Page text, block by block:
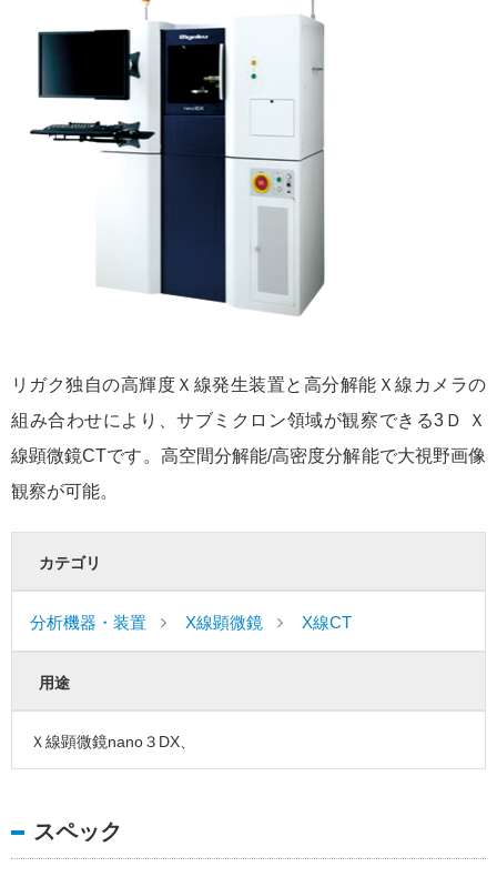
リガク独自の高輝度Ｘ線発生装置と高分解能Ｘ線カメラの
組み合わせにより、サブミクロン領域が観察できる3Ｄ Ｘ
線顕微鏡CTです。高空間分解能/高密度分解能で大視野画像
観察が可能。
カテゴリ
分析機器・装置 X線顕微鏡 X線CT
用途
Ｘ線顕微鏡nano３DX、
スペック